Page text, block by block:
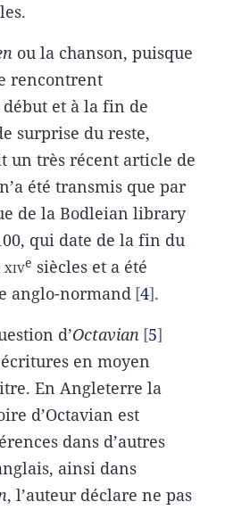
ou la chanson, puisque
rencontrent
et à la fin de
surprise du reste,
un très récent article de
été transmis que par
de la Bodleian library
qui date de la fin du
xive siècles et a été
anglo-normand 4 .
d’Octavian 5
en moyen
En Angleterre la
d’Octavian est
dans d’autres
ainsi dans
, l’auteur déclare ne pas